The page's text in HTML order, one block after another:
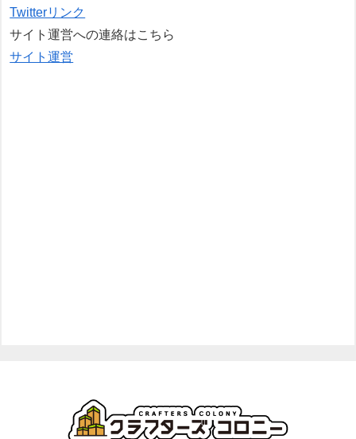
Twitterリンク
サイト運営への連絡はこちら
サイト運営